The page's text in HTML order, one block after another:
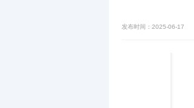
发布时间：2025-06-17